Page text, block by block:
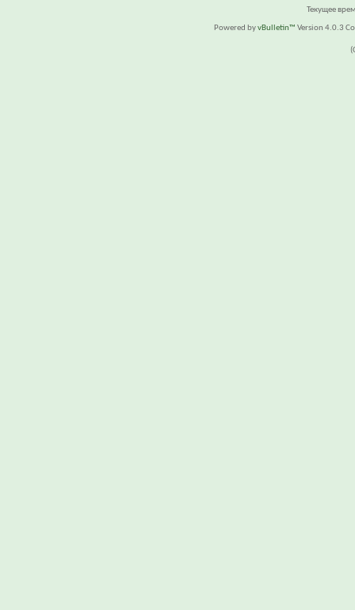
Текущее
Powered byvBulletin™ Version 4.0.3